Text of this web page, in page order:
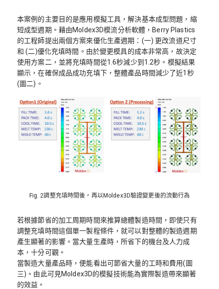
本案例的主要目的是應用模擬工具，解決基本成型問題，縮
短成型週期。藉由Moldex3D模流分析軟體，Berry Plastics
的工程師提出兩個方案來優化生產週期：(一) 更改流道尺寸
和 (二)優化充填時間。由於變更模具的成本非常高，故決定
使用方案二，並將充填時間從1.6秒減少到1.2秒。模擬結果
顯示，在確保成品成功充填下，整體產品時間減少了近1秒
(圖二)。
Fig. 2調整充填時間後，再以Moldex3D驗證變更後的流動行為
若根據節省的加工周期時間來推算總體製造時間，即使只有
調整充填時間這個單一製程條件，就可以對整體的製造週期
產生顯著的影響。當大量生產時，所省下的機台及人力成
本，十分可觀。
當製造大量產品時，便能看出可節省大量的工時和費用(圖
三)。由此可見Moldex3D的模擬技術能為實際製造帶來顯著
的效益。